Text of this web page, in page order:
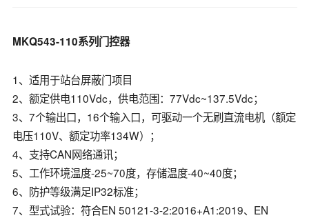
MKQ543-110系列门控器
1、适用于站台屏蔽门项目
2、额定供电110Vdc，供电范围：77Vdc~137.5Vdc；
3、7个输出口，16个输入口，可驱动一个无刷直流电机（额定
电压110V、额定功率134W）；
4、支持CAN网络通讯；
5、工作环境温度-25~70度，存储温度-40~40度；
6、防护等级满足IP32标准；
7、型式试验：符合EN 50121-3-2:2016+A1:2019、EN